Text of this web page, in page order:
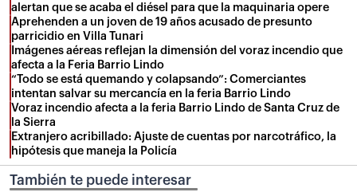
alertan que se acaba el diésel para que la maquinaria opere
Aprehenden a un joven de 19 años acusado de presunto
parricidio en Villa Tunari
Imágenes aéreas reflejan la dimensión del voraz incendio que
afecta a la Feria Barrio Lindo
“Todo se está quemando y colapsando”: Comerciantes
intentan salvar su mercancía en la feria Barrio Lindo
Voraz incendio afecta a la feria Barrio Lindo de Santa Cruz de
la Sierra
Extranjero acribillado: Ajuste de cuentas por narcotráfico, la
hipótesis que maneja la Policía
También te puede interesar